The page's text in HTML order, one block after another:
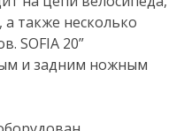
а также несколько
SOFIA 20”
и задним ножным